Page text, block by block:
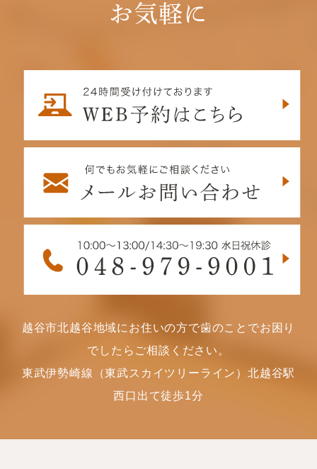
お気軽に
越谷市北越谷地域にお住いの方で歯のことでお困り
でしたらご相談ください。
東武伊勢崎線（東武スカイツリーライン）北越谷駅
西口出て徒歩1分